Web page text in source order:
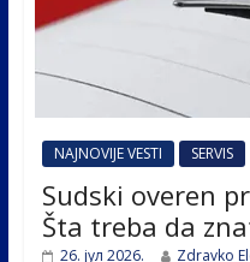
NAJNOVIJE VESTI SERVIS
Sudski overen
Šta treba da
26. јул 2026. Zdravko